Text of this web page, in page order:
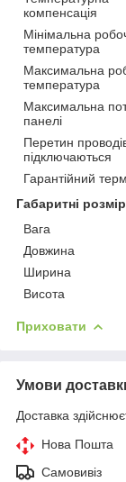
компенсація
Мінімальна
температура
Максимальна
температура
Максимальна
панелі
Перетин
підключаються
Гарантійний
Габаритні
Вага
Довжина
Ширина
Висота
Приховати
Умови
Доставка
Нова Пошта
Самовивіз